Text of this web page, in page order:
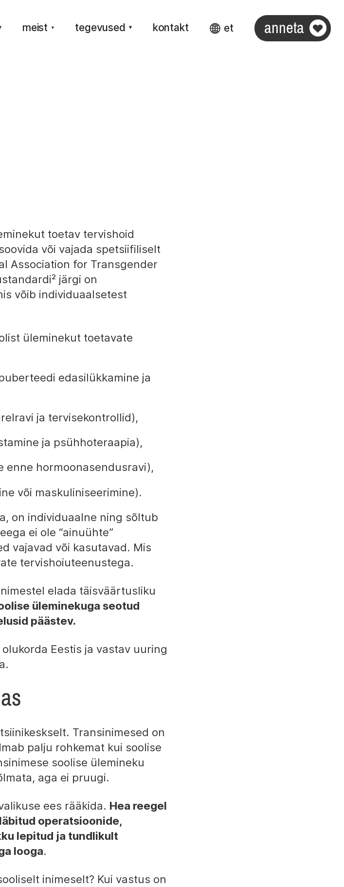
meist tegevused kontakt et anneta
toetav tervishoid
või vajada spetsiifiliselt
Association for Transgender
järgi on
võib individuaalsetest
üleminekut toetavate
edasilükkamine ja
ja tervisekontrollid),
ja psühhoteraapia),
enne hormoonasendusravi),
või maskuliniseerimine).
on individuaalne ning sõltub
ei ole “ainuühte”
vajavad või kasutavad. Mis
tervishoiuteenustega.
elada täisväärtusliku
üleminekuga seotud
päästev.
Eestis ja vastav uuring
Transinimesed on
palju rohkemat kui soolise
soolise ülemineku
aga ei pruugi.
ees rääkida. Hea reegel
operatsioonide,
lepitud ja tundlikult
looga.
inimeselt? Kui vastus on